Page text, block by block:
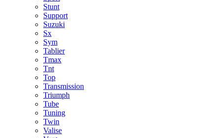
Stunt
Support
Suzuki
Sx
Sym
Tablier
Tmax
Tnt
Top
Transmission
Triumph
Tube
Tuning
Twin
Valise